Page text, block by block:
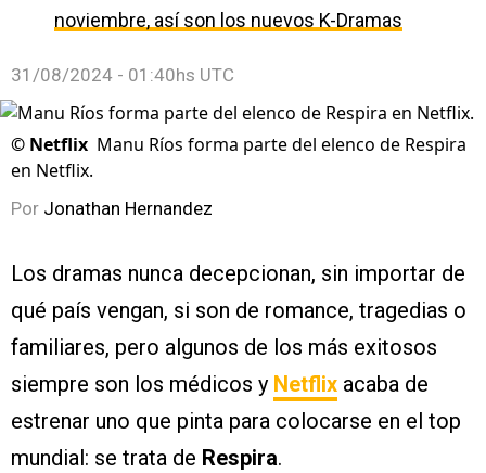
noviembre, así son los nuevos K-Dramas
31/08/2024 - 01:40hs UTC
© Netflix Manu Ríos forma parte del elenco de Respira
en Netflix.
Por Jonathan Hernandez
Los dramas nunca decepcionan, sin importar de
qué país vengan, si son de romance, tragedias o
familiares, pero algunos de los más exitosos
siempre son los médicos y Netflix acaba de
estrenar uno que pinta para colocarse en el top
mundial: se trata de Respira.